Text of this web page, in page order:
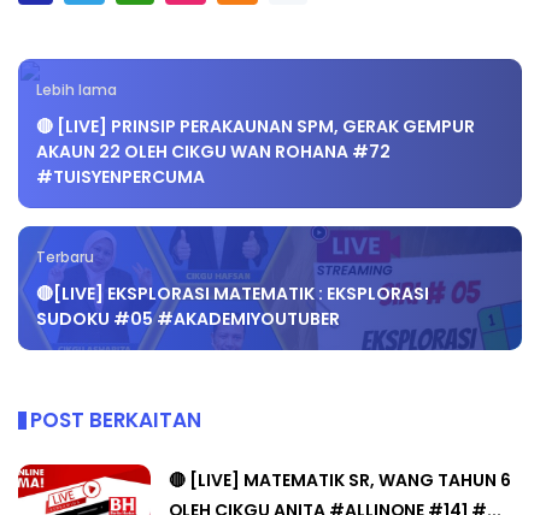
Lebih lama
🔴 [LIVE] PRINSIP PERAKAUNAN SPM, GERAK GEMPUR
AKAUN 22 OLEH CIKGU WAN ROHANA #72
#TUISYENPERCUMA
Terbaru
🔴[LIVE] EKSPLORASI MATEMATIK : EKSPLORASI
SUDOKU #05 #AKADEMIYOUTUBER
POST BERKAITAN
🔴 [LIVE] MATEMATIK SR, WANG TAHUN 6